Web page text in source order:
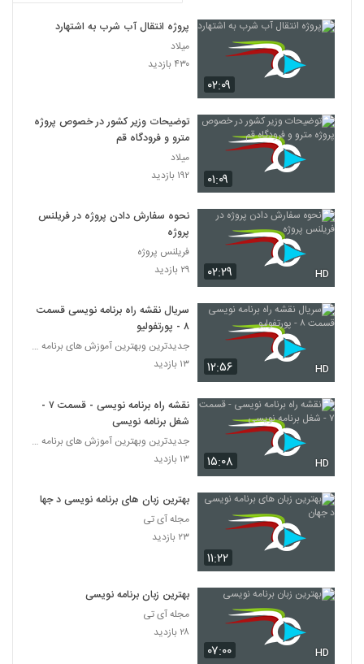
۰۲:۰۹
پروژه انتقال آب شرب به اشتهارد
میلاد
۴۳۰ بازدید
۰۱:۰۹
توضیحات وزیر کشور در خصوص پروژه
مترو و فرودگاه قم
میلاد
۱۹۲ بازدید
۰۲:۲۹ HD
نحوه سفارش دادن پروژه در فریلنس
پروژه
فریلنس پروژه
۲۹ بازدید
۱۲:۵۶ HD
سریال نقشه راه برنامه نویسی قسمت
۸ - پورتفولیو
جدیدترین وبهترین آموزش های برنامه نویسی به زبان فا
۱۳ بازدید
۱۵:۰۸ HD
نقشه راه برنامه نویسی - قسمت ۷ -
شغل برنامه نویسی
جدیدترین وبهترین آموزش های برنامه نویسی به زبان فا
۱۳ بازدید
۱۱:۲۲
بهترین زبان های برنامه نویسی د جهان
مجله آی تی
۲۳ بازدید
۰۷:۰۰ HD
بهترین زبان برنامه نویسی
مجله آی تی
۲۸ بازدید